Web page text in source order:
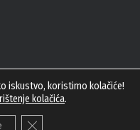
iskustvo, koristimo kolačiće!
kolačića.
Close GDPR Cookie Banner